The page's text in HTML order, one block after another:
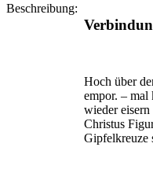
Beschreibung:
Hoch über
empor. – mal
wieder eisern
Christus
Gipfelkreuze